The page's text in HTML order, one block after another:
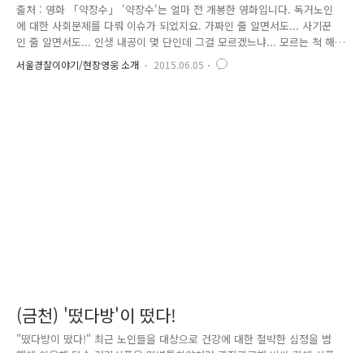
출처 : 영화 「약장수」 '약장수'는 얼마 전 개봉한 영화입니다. 독거노인
에 대한 사회문제를 다뤄 이슈가 되었지요. 가짜인 줄 알면서도... 사기꾼
인 줄 알면서도... 인생 내공이 몇 단인데 그걸 모르겠느냐... 모르는 척 해
주는 거다... 속는 척 해주는 거다... 그리고 자식한테는 몰랐다고... 속았다
고 우는 것이다... 다 알면서 우는 것이다... 다 알면서 모르는 척 하는 것이
서울경찰이야기/현장영웅 소개 2015.06.05
(금천) '떴다방'이 떴다!
"떴다방이 떴다!" 최근 노인들을 대상으로 건강에 대한 절박한 심정을 범